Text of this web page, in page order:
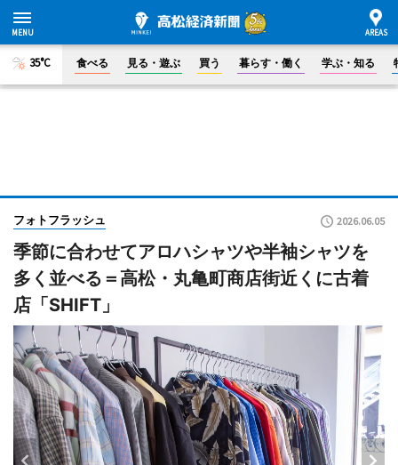
35°C 食べる 見る・遊ぶ 買う 暮らす・働く 学ぶ・知る
フォトフラッシュ 2026.06.05
季節に合わせてアロハシャツや半袖シャツを
多く並べる＝高松・丸亀町商店街近くに古着
店「SHIFT」